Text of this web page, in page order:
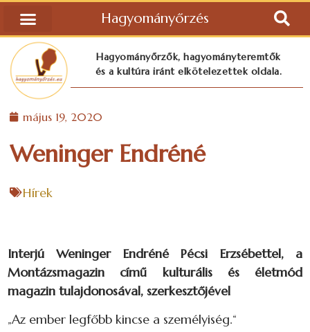
Hagyományőrzés
Hagyományőrzők, hagyományteremtők
és a kultúra iránt elkötelezettek oldala.
május 19, 2020
Weninger Endréné
Hírek
Interjú Weninger Endréné Pécsi Erzsébettel, a
Montázsmagazin című kulturális és életmód
magazin tulajdonosával, szerkesztőjével
„Az ember legfőbb kincse a személyiség.“